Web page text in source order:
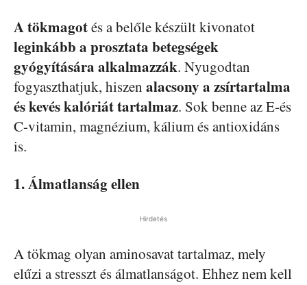
A tökmagotés a belőle készült kivonatot
leginkább a prosztata betegségek
gyógyítására alkalmazzák. Nyugodtan
fogyaszthatjuk, hiszen alacsony a zsírtartalma
és kevés kalóriát tartalmaz. Sok benne az E-és
C-vitamin, magnézium, kálium és antioxidáns
is.
1. Álmatlanság ellen
Hirdetés
A tökmag olyan aminosavat tartalmaz, mely
elűzi a stresszt és álmatlanságot. Ehhez nem kell